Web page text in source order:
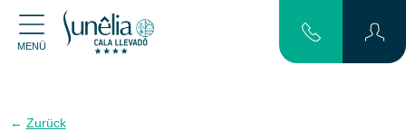
MENÜ
Zurück